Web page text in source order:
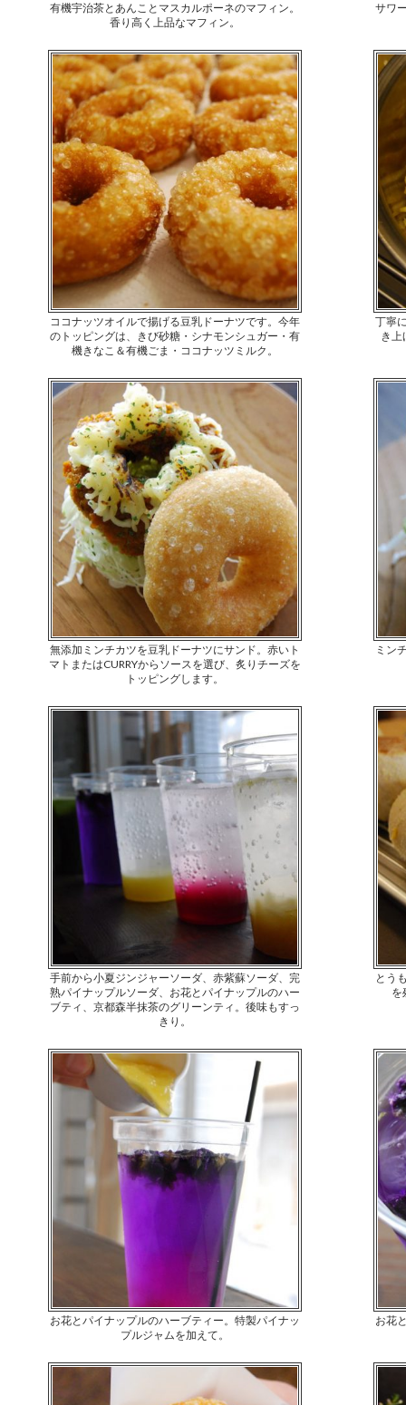
有機宇治茶とあんことマスカルポーネのマフィン。
香り高く上品なマフィン。
サワ
ココナッツオイルで揚げる豆乳ドーナツです。今年
のトッピングは、きび砂糖・シナモンシュガー・有
機きなこ＆有機ごま・ココナッツミルク。
丁寧
き
無添加ミンチカツを豆乳ドーナツにサンド。赤いト
マトまたはCURRYからソースを選び、炙りチーズを
トッピングします。
ミン
手前から小夏ジンジャーソーダ、赤紫蘇ソーダ、完
熟パイナップルソーダ、お花とパイナップルのハー
ブティ、京都森半抹茶のグリーンティ。後味もすっ
きり。
とう
を
お花とパイナップルのハーブティー。特製パイナッ
プルジャムを加えて。
お花